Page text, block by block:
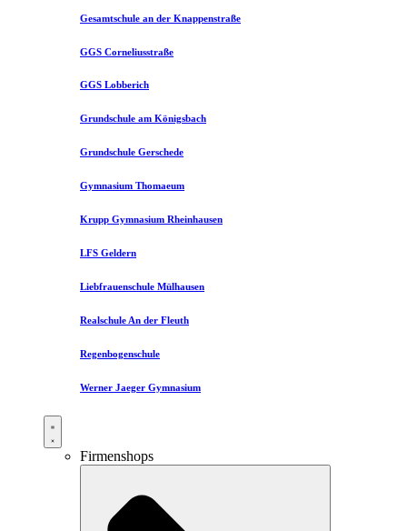
Gesamtschule an der Knappenstraße
GGS Corneliusstraße
GGS Lobberich
Grundschule am Königsbach
Grundschule Gerschede
Gymnasium Thomaeum
Krupp Gymnasium Rheinhausen
LFS Geldern
Liebfrauenschule Mülhausen​
Realschule An der Fleuth
Regenbogenschule
Werner Jaeger Gymnasium
Firmenshops